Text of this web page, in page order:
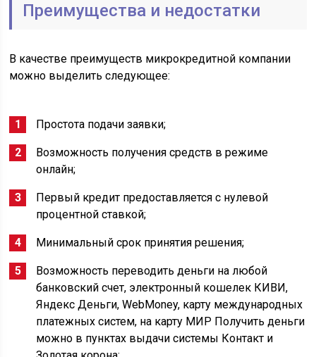
Преимущества и недостатки
В качестве преимуществ микрокредитной компании
можно выделить следующее:
Простота подачи заявки;
Возможность получения средств в режиме
онлайн;
Первый кредит предоставляется с нулевой
процентной ставкой;
Минимальный срок принятия решения;
Возможность переводить деньги на любой
банковский счет, электронный кошелек КИВИ,
Яндекс Деньги, WebMoney, карту международных
платежных систем, на карту МИР Получить деньги
можно в пунктах выдачи системы Контакт и